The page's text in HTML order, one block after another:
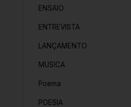
ENSAIO
ENTREVISTA
LANÇAMENTO
MUSICA
Poema
POESIA